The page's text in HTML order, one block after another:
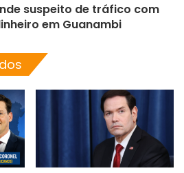
suspeito de tráfico com
em Guanambi